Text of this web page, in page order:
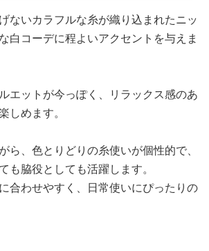
ないカラフルな糸が織り込まれたニッ
白コーデに程よいアクセントを与えま
エットが今っぽく、リラックス感のあ
しめます。
ら、色とりどりの糸使いが個性的で、
も脇役としても活躍します。
合わせやすく、日常使いにぴったりの